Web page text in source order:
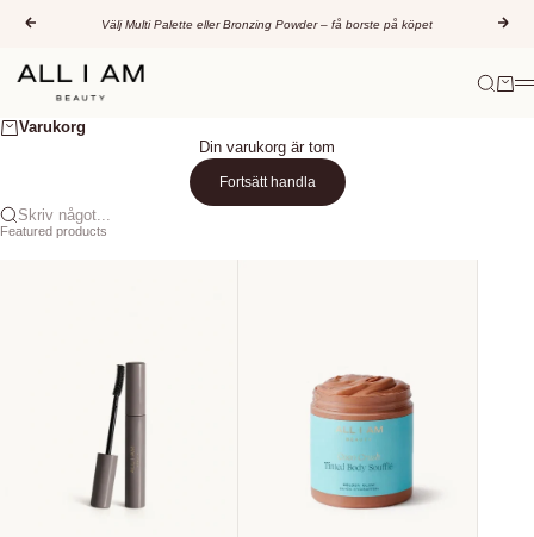
FöregåendeVälj Multi Palette eller Bronzing Powder – få borste på köpet
Sök
Varukorg
Din varukorg är tom
Fortsätt handla
Skriv något...
Featured products